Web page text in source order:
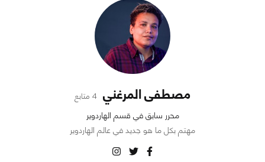
مصطفى المرغني 4 متابع
محرر سابق في قسم الهاردوير
مهتم بكل ما هو جديد في عالم الهاردوير